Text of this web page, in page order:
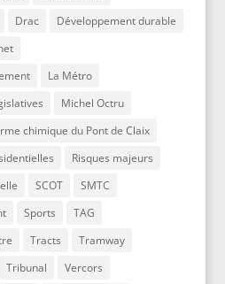
Drac
Développement durable
La Métro
Michel Octru
chimique du Pont de Claix
Risques majeurs
SCOT
SMTC
Sports
TAG
Tracts
Tramway
Tribunal
Vercors